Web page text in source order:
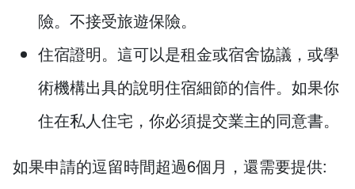
險。不接受旅遊保險。
住宿證明。這可以是租金或宿舍協議，或學
術機構出具的說明住宿細節的信件。如果你
住在私人住宅，你必須提交業主的同意書。
如果申請的逗留時間超過6個月，還需要提供: